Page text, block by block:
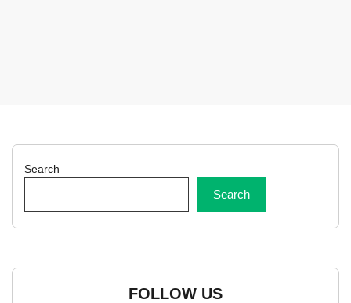
Search
Search
FOLLOW US